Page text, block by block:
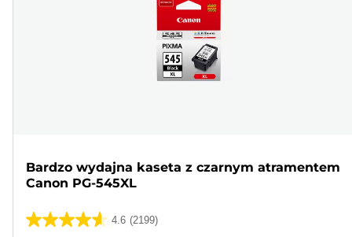
Bardzo wydajna kaseta z czarnym atramentem
Canon PG-545XL
4.6 (2199)
4.6